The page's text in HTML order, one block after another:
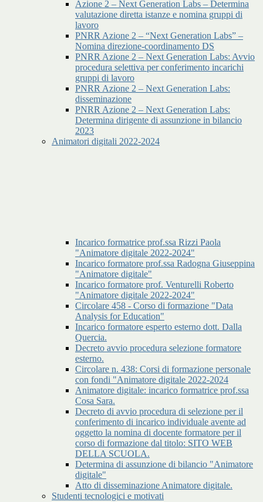
Azione 2 – Next Generation Labs – Determina
valutazione diretta istanze e nomina gruppi di
lavoro
PNRR Azione 2 – “Next Generation Labs” –
Nomina direzione-coordinamento DS
PNRR Azione 2 – Next Generation Labs: Avvio
procedura selettiva per conferimento incarichi
gruppi di lavoro
PNRR Azione 2 – Next Generation Labs:
disseminazione
PNRR Azione 2 – Next Generation Labs:
Determina dirigente di assunzione in bilancio
2023
Animatori digitali 2022-2024
Incarico formatrice prof.ssa Rizzi Paola
"Animatore digitale 2022-2024"
Incarico formatore prof.ssa Radogna Giuseppina
"Animatore digitale"
Incarico formatore prof. Venturelli Roberto
"Animatore digitale 2022-2024"
Circolare 458 - Corso di formazione "Data
Analysis for Education"
Incarico formatore esperto esterno dott. Dalla
Quercia.
Decreto avvio procedura selezione formatore
esterno.
Circolare n. 438: Corsi di formazione personale
con fondi "Animatore digitale 2022-2024
Animatore digitale: incarico formatrice prof.ssa
Cosa Sara.
Decreto di avvio procedura di selezione per il
conferimento di incarico individuale avente ad
oggetto la nomina di docente formatore per il
corso di formazione dal titolo: SITO WEB
DELLA SCUOLA.
Determina di assunzione di bilancio "Animatore
digitale"
Atto di disseminazione Animatore digitale.
Studenti tecnologici e motivati